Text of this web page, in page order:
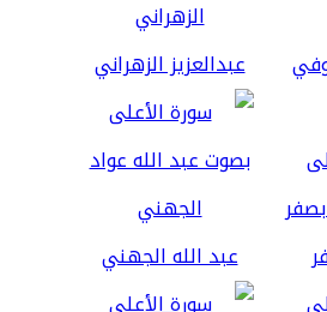
عبدالعزيز الزهراني
عبد الله الجهني